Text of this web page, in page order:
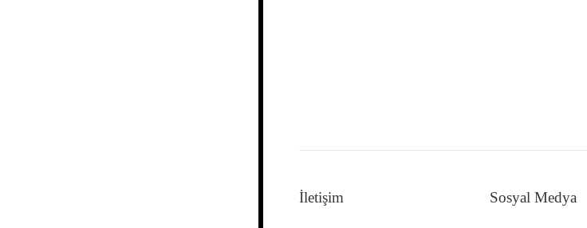
İletişim Sosyal Medya